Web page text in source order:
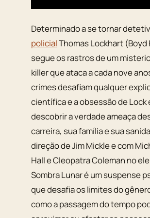
Determinado a se tornar
policialThomas Lockhart (Boyd
segue os rastros de um
killer que ataca a cada nove
crimes desafiam qualquer
científica e a obsessão de Lock
descobrir a verdade ameaça
carreira, sua família e sua
direção de Jim Mickle e com
Hall e Cleopatra Coleman no
Sombra Lunar é um suspense
que desafia os limites do
como a passagem do tempo